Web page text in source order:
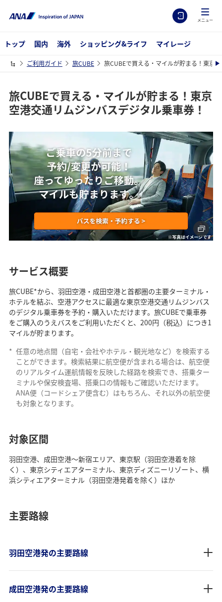
メニュー
トップ 国内 海外 ショッピング&ライフ マイレージ
ご利用ガイド 旅CUBE 旅CUBEで買える・マイルが貯まる！東京
旅CUBEで買える・マイルが貯まる！東京
空港交通リムジンバスデジタル乗車券！
サービス概要
旅CUBE*から、羽田空港・成田空港と首都圏の主要ターミナル・
ホテルを結ぶ、空港アクセスに最適な東京空港交通リムジンバス
のデジタル乗車券を予約・購入いただけます。旅CUBEで乗車券
をご購入のうえバスをご利用いただくと、200円（税込）につき1
マイルが貯まります。
* 任意の地点間（自宅・会社やホテル・観光地など）を検索する
ことができます。検索結果に航空便が含まれる場合は、航空便
のリアルタイム運航情報を反映した経路を検索でき、搭乗ター
ミナルや保安検査場、搭乗口の情報もご確認いただけます。
ANA便（コードシェア便含む）はもちろん、それ以外の航空便
も対象となります。
対象区間
羽田空港、成田空港～新宿エリア、東京駅（羽田空港着を除
く）、東京シティエアターミナル、東京ディズニーリゾート、横
浜シティエアターミナル（羽田空港発着を除く）ほか
主要路線
羽田空港発の主要路線
成田空港発の主要路線